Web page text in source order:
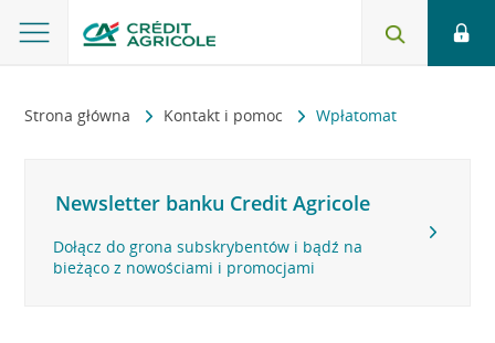
Strona główna Kontakt i pomoc Wpłatomat
Newsletter banku Credit Agricole
Dołącz do grona subskrybentów i bądź na
bieżąco z nowościami i promocjami